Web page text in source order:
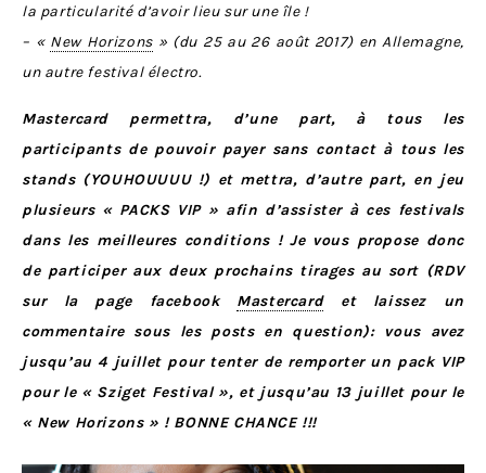
la particularité d’avoir lieu sur une île !
– « New Horizons» (du 25 au 26 août 2017) en Allemagne,
un autre festival électro.
Mastercard permettra, d’une part,
à tous les
participants de pouvoir payer sans contact à tous les
stands (YOUHOUUUU !) et mettra, d’autre part, en jeu
plusieurs « PACKS VIP » afin d’assister à ces festivals
dans les meilleures conditions ! Je vous propose donc
de participer aux deux prochains tirages au sort (RDV
sur la page facebook Mastercardet laissez un
commentaire sous les posts en question): vous avez
jusqu’au 4 juillet pour tenter de remporter un pack VIP
pour le « Sziget Festival », et jusqu’au 13 juillet pour le
« New Horizons » ! BONNE CHANCE !!!